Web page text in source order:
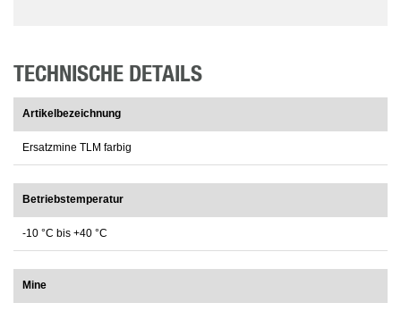
TECHNISCHE DETAILS
Artikelbezeichnung
Ersatzmine TLM farbig
Betriebstemperatur
-10 °C bis +40 °C
Mine